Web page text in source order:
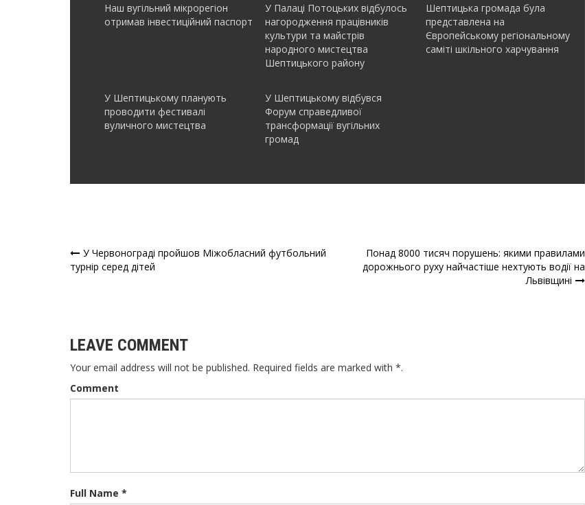
Наш вугільний мікрорегіон
отримав інвеcтиційний паспорт
У Палаці Потоцьких відбулось
нагородження працівників
культури та майстрів
народного мистецтва
Шептицького району
Шептицька громада була
представлена на
Європейському регіональному
саміті шкільного харчування
У Шептицькому планують
проводити фестивалі
вуличного мистецтва
У Шептицькому відбувся
Форум справедливої
трансформації вугільних
громад
Навігація
У Червонограді пройшов Міжобласний футбольний
турнір серед дітей
Понад 8000 тисяч порушень: якими правилами
дорожнього руху найчастіше нехтують водії на
Львівщині
LEAVE COMMENT
Your email address will not be published. Required fields are marked with *.
Comment
Full Name *